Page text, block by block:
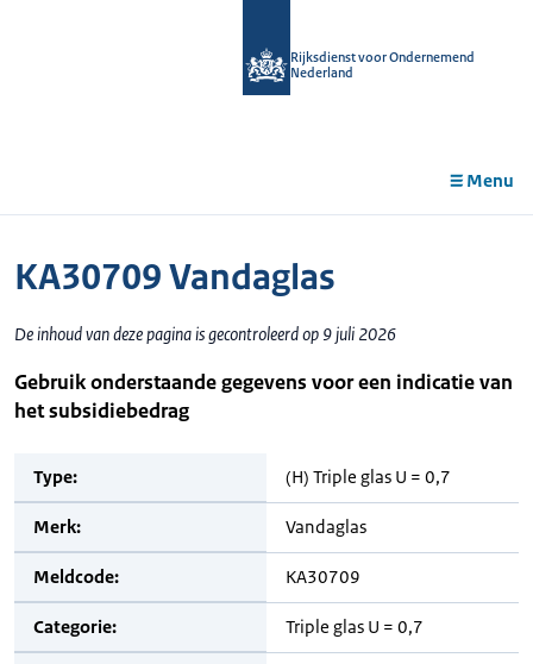
Rijksdienst voor Ondernemend
Nederland
Menu
KA30709 Vandaglas
De inhoud van deze pagina is gecontroleerd op 9 juli 2026
Gebruik onderstaande gegevens voor een indicatie van
het subsidiebedrag
Type: (H) Triple glas U = 0,7
Merk: Vandaglas
Meldcode: KA30709
Categorie: Triple glas U = 0,7